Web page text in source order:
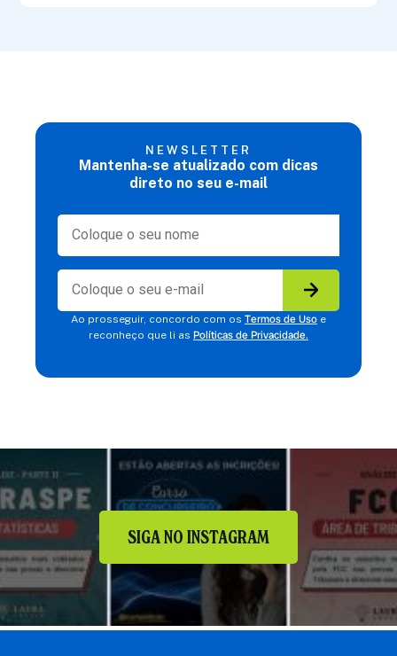
NEWSLETTER
Mantenha-se atualizado com dicas
direto no seu e-mail
Ao prosseguir, concordo com os Termos de Uso e
reconheço que li as Políticas de Privacidade.
SIGA NO INSTAGRAM